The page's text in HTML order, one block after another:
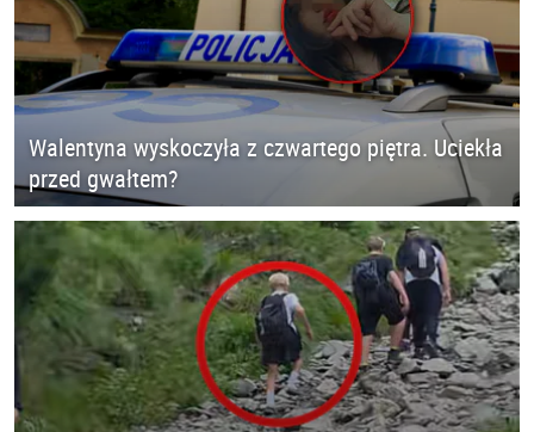
Walentyna wyskoczyła z czwartego piętra. Uciekła
przed gwałtem?